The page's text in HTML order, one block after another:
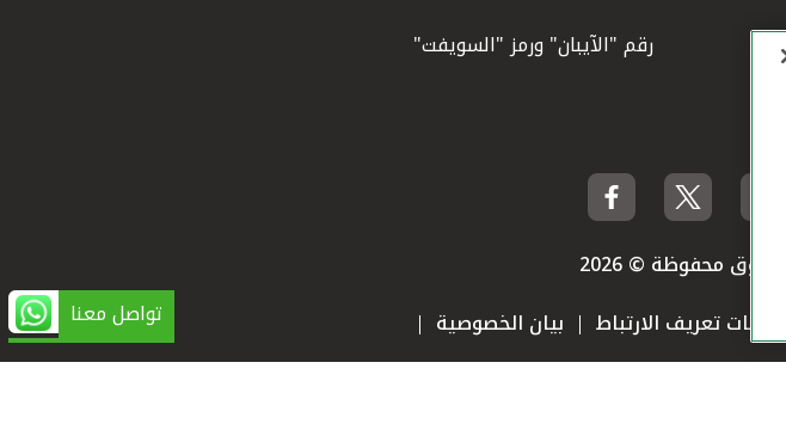
تواصل معنا
رقم "الآيبان" ورمز "السويفت"
محفوظة © 2026
ملفات تعريف الارتباط بيان الخصوصية